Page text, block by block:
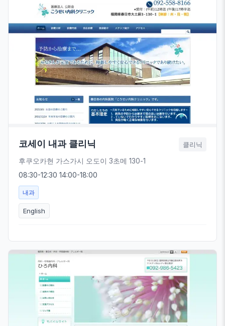
코세이 내과 클리닉 클리닉
후쿠오카현 가스가시 오도이 3초메 130-1
08:30-12:30 14:00-18:00
내과
English